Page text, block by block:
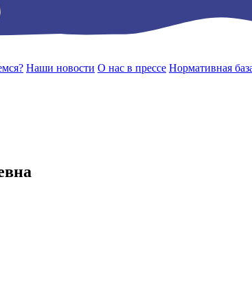
Наши новости О нас в прессе Нормативная